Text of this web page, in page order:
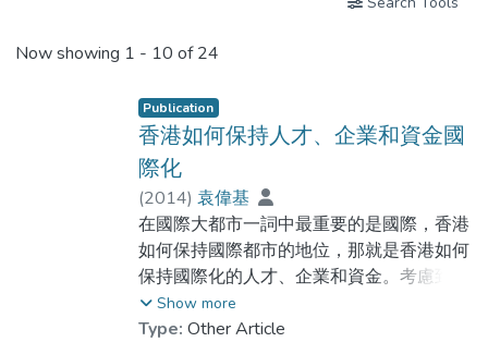
Now showing 1 - 10 of 24
Publication
香港如何保持人才、企業和資金國
際化
(2014) 袁偉基
在國際大都市一詞中最重要的是國際，香港
如何保持國際都市的地位，那就是香港如何
保持國際化的人才、企業和資金。考慮到人
才，香港一直是一個吸納國際人才的地方，
然而大多數的人才卻不會留在香港作長期發
Show more
Type: Other Article